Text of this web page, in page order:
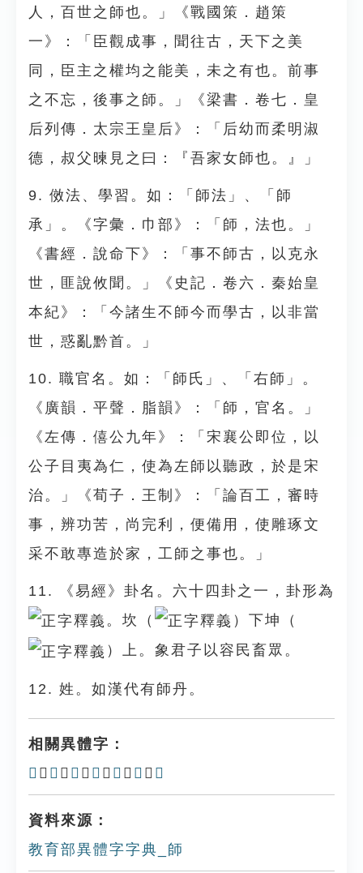
人，百世之師也。」《戰國策．趙策
一》：「臣觀成事，聞往古，天下之美
同，臣主之權均之能美，未之有也。前事
之不忘，後事之師。」《梁書．卷七．皇
后列傳．太宗王皇后》：「后幼而柔明淑
德，叔父暕見之曰：『吾家女師也。』」
9. 傚法、學習。如：「師法」、「師
承」。《字彙．巾部》：「師，法也。」
《書經．說命下》：「事不師古，以克永
世，匪說攸聞。」《史記．卷六．秦始皇
本紀》：「今諸生不師今而學古，以非當
世，惑亂黔首。」
10. 職官名。如：「師氏」、「右師」。
《廣韻．平聲．脂韻》：「師，官名。」
《左傳．僖公九年》：「宋襄公即位，以
公子目夷為仁，使為左師以聽政，於是宋
治。」《荀子．王制》：「論百工，審時
事，辨功苦，尚完利，便備用，使雕琢文
采不敢專造於家，工師之事也。」
11. 《易經》卦名。六十四卦之一，卦形為
。坎（
）下坤（
）上。象君子以容民畜眾。
12. 姓。如漢代有師丹。
相關異體字：
𨸲 、 𠦵 、 𢂖 、 𢃋 、 𠵀 、 师 、 𩇱
資料來源：
教育部異體字字典_師